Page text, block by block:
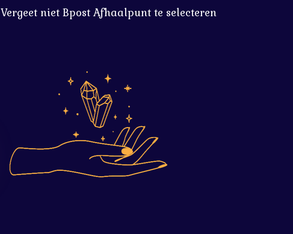
Vergeet niet Bpost Afhaalpunt te selecteren